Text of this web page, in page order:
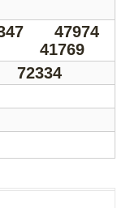
47974
41769
72334